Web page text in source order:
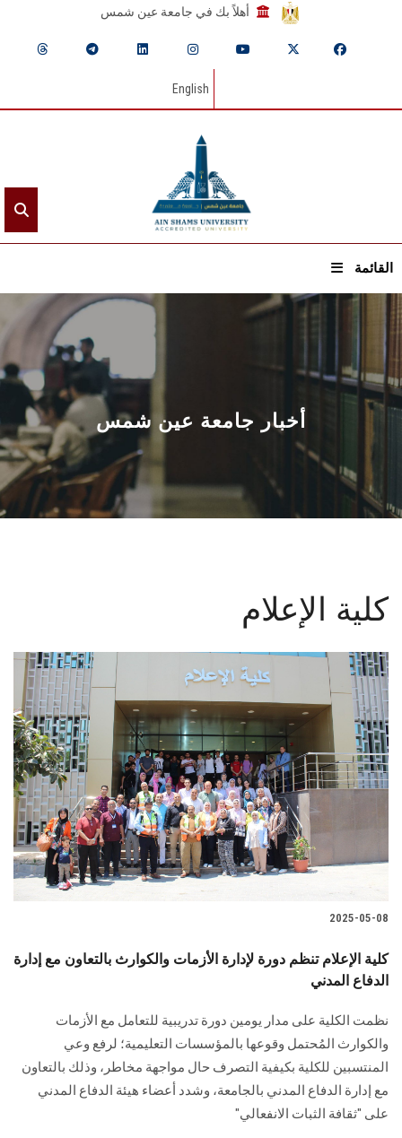
أهلاً بك في جامعة عين شمس
English
القائمة
الرئيسيـة
عن الجامعة
القطاعـات
الشئون الأكاديمية
البحث العلمي
الأنظمة الذكية
الإعلام
تواصل معنا
الطلاب
هيئة التدريس
الخريجين
الزائـرون
أخبار جامعة عين شمس
كلية الإعلام
2025-05-08
كلية الإعلام تنظم دورة لإدارة الأزمات والكوارث بالتعاون مع إدارة
الدفاع المدني
نظمت الكلية على مدار يومين دورة تدريبية للتعامل مع الأزمات
والكوارث المُحتمل وقوعها بالمؤسسات التعليمية؛ لرفع وعي
المنتسبين للكلية بكيفية التصرف حال مواجهة مخاطر، وذلك بالتعاون
مع إدارة الدفاع المدني بالجامعة، وشدد أعضاء هيئة الدفاع المدني
على "ثقافة الثبات الانفعالي"